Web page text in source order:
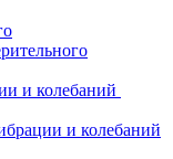
и колебаний
и колебаний